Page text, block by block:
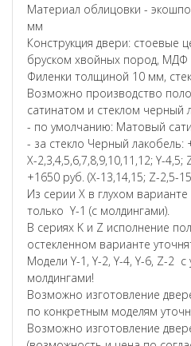
Материал облицовки -
мм
Конструкция двери: стоевые
бруском хвойных пород, МДФ
Филенки толщиной 10 мм,
Возможно производство
сатинатом и стеклом черный
- по умолчанию: Матовый
- за стекло Черный лакобель:
Х-2,3,4,5,6,7,8,9,10,11,12; Y-4,5;
+1650 руб. (X-13,14,15; Z-2,5-
Из серии X в глухом
только Y-1 (с молдингами).
В сериях K и Z исполнение
остекленном варианте
Модели Y-1, Y-2, Y-4, Y-6, Z-2
молдингами!
Возможно изготовление
по конкретным моделям
Возможно изготовление